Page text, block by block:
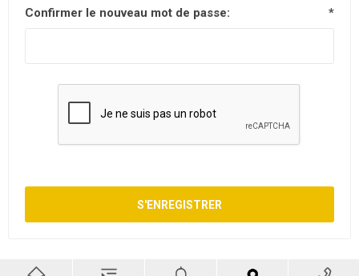
Confirmer le nouveau mot de passe: *